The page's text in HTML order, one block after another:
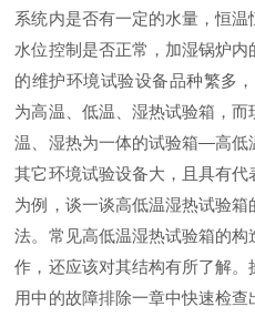
系统内是否有一定的水量，恒
水位控制是否正常，加湿锅炉
的维护环境试验设备品种繁多
为高温、低温、湿热试验箱，
温、湿热为一体的试验箱—高低
其它环境试验设备大，且具有
为例，谈一谈高低温湿热试验
法。常见高低温湿热试验箱的
作，还应该对其结构有所了解
用中的故障排除一章中快速检